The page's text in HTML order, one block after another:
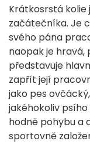
Krátkosrstá kolie
začátečníka. Je
svého pána
naopak je hravá,
představuje
zapřít její
jako pes
jakéhokoliv
hodně pohybu a
sportovně